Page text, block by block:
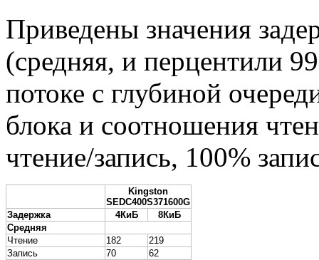
Приведены значения
(средняя, и перцентили
потоке с глубиной
блока и соотношения
чтение/запись, 100%
Kingston
SEDC400S371600G
Задержка
4КиБ
8КиБ
Средняя
Чтение
182
219
Запись
70
62